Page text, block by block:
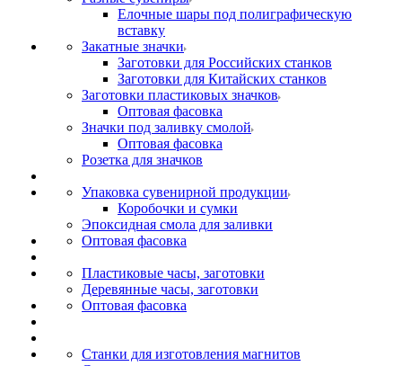
Елочные шары под полиграфическую
вставку
Закатные значки
Заготовки для Российских станков
Заготовки для Китайских станков
Заготовки пластиковых значков
Оптовая фасовка
Значки под заливку смолой
Оптовая фасовка
Розетка для значков
Упаковка сувенирной продукции
Коробочки и сумки
Эпоксидная смола для заливки
Оптовая фасовка
Пластиковые часы, заготовки
Деревянные часы, заготовки
Оптовая фасовка
Станки для изготовления магнитов